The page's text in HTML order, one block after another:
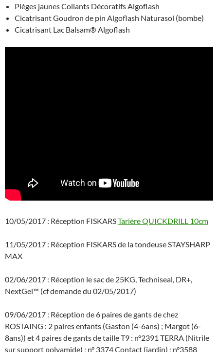
Pièges jaunes Collants Décoratifs Algoflash
Cicatrisant Goudron de pin Algoflash Naturasol (bombe)
Cicatrisant Lac Balsam® Algoflash
10/05/2017 : Réception FISKARSTarière QUICKDRILL 10cm
11/05/2017 : Réception FISKARS de la tondeuse STAYSHARP
MAX
02/06/2017 : Réception le sac de 25KG, Techniseal, DR+,
NextGel™ (cf demande du 02/05/2017)
09/06/2017 : Réception de 6 paires de gants de chez
ROSTAING : 2 paires enfants (Gaston (4-6ans) ; Margot (6-
8ans)) et 4 paires de gants de taille T9 : n°2391 TERRA (Nitrile
sur support polyamide) ; n° 3374 Contact (jardin) ; n°3588